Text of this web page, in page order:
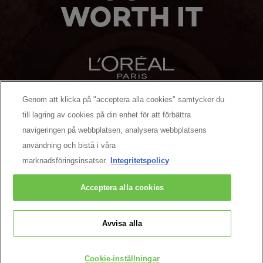
WORTH IT
MANUFACTURER/RESPONSIBLE PERSON:
MER ATT UPPTÄCKA
Genom att klicka på "acceptera alla cookies" samtycker du
till lagring av cookies på din enhet för att förbättra
navigeringen på webbplatsen, analysera webbplatsens
användning och bistå i våra
marknadsföringsinsatser.
Integritetspolicy
Cookie-inställningar
Avvisa alla
Acceptera alla cookies